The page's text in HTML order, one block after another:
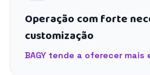
Operação com forte
customização
BAGY tende a oferecer